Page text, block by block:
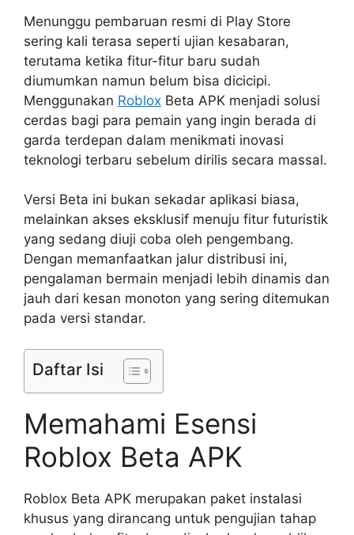
Menunggu pembaruan resmi di Play Store
sering kali terasa seperti ujian kesabaran,
terutama ketika fitur-fitur baru sudah
diumumkan namun belum bisa dicicipi.
Menggunakan Roblox Beta APK menjadi solusi
cerdas bagi para pemain yang ingin berada di
garda terdepan dalam menikmati inovasi
teknologi terbaru sebelum dirilis secara massal.
Versi Beta ini bukan sekadar aplikasi biasa,
melainkan akses eksklusif menuju fitur futuristik
yang sedang diuji coba oleh pengembang.
Dengan memanfaatkan jalur distribusi ini,
pengalaman bermain menjadi lebih dinamis dan
jauh dari kesan monoton yang sering ditemukan
pada versi standar.
Daftar Isi
Memahami Esensi
Roblox Beta APK
Roblox Beta APK merupakan paket instalasi
khusus yang dirancang untuk pengujian tahap